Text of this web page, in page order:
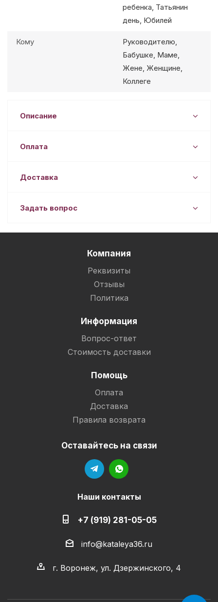
ребенка, Татьянин
день, Юбилей
Кому
Руководителю,
Бабушке, Маме,
Жене, Женщине,
Коллеге
Описание
Оплата
Доставка
Задать вопрос
Компания
Реквизиты
Отзывы
Политика
Информация
Вопрос-ответ
Стоимость доставки
Помощь
Оплата
Доставка
Правила возврата
Оставайтесь на связи
Наши контакты
+7 (919) 281-05-05
info@kataleya36.ru
г. Воронеж, ул. Дзержинского, 4